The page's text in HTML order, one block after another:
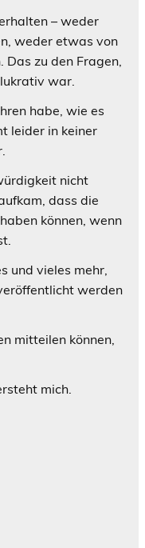
– weder
weder etwas von
zu den Fragen,
war.
habe, wie es
leider in keiner
nicht
dass die
können, wenn
und vieles mehr,
werden
mitteilen können,
mich.